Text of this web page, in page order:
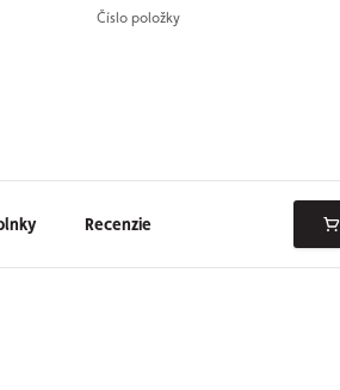
Číslo položky
Recenzie